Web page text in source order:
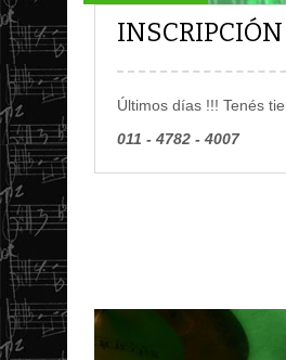
Últimos días !!! Tenés
011 - 4782 - 4007